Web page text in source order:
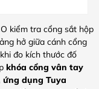
kiểm tra cổng sắt hộp
hở giữa cánh cổng
đo kích thước đố
khóa cổng vân tay
dụng Tuya